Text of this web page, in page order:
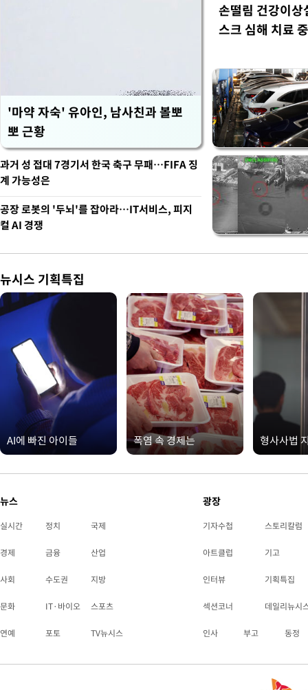
'마약 자숙' 유아인, 남사친과 볼뽀
뽀 근황
손떨림 건강이
스크 심해 치료
과거 성 접대 7경기서 한국 축구 무패…FIFA 징
계 가능성은
공장 로봇의 '두뇌'를 잡아라…IT서비스, 피지
컬 AI 경쟁
뉴시스 기획특집
AI에 빠진 아이들 폭염 속 경제는 형사사법
뉴스
실시간 정치 국제
경제 금융 산업
사회 수도권 지방
문화 IT·바이오 스포츠
연예 포토 TV뉴시스
광장
기자수첩 스토리칼럼
아트클럽 기고
인터뷰 기획특집
섹션코너 데일리뉴시
인사 부고 동정